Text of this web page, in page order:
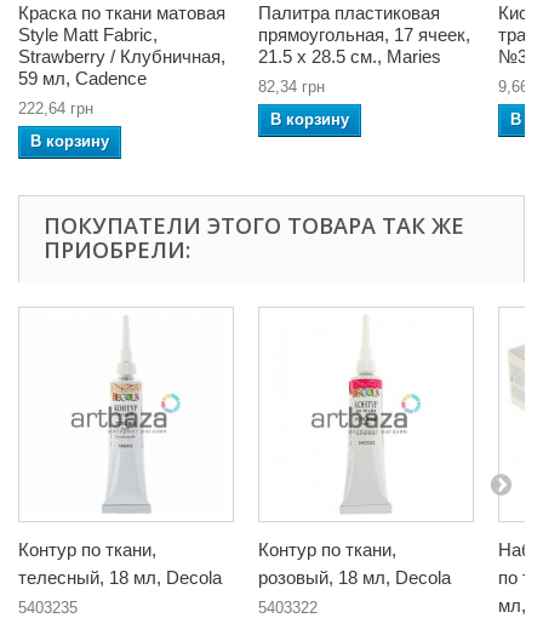
Краска по ткани матовая
Style Matt Fabric,
Strawberry / Клубничная,
59 мл, Cadence
222,64 грн
В корзину
Палитра пластиковая
прямоугольная, 17 ячеек,
21.5 x 28.5 см., Maries
82,34 грн
В корзину
№3,
9,66
В
ПОКУПАТЕЛИ ЭТОГО ТОВАРА ТАК ЖЕ
ПРИОБРЕЛИ:
Контур по ткани,
телесный, 18 мл, Decola
5403235
Контур по ткани,
розовый, 18 мл, Decola
5403322
по
мл,